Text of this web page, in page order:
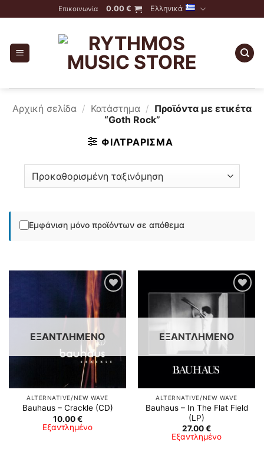
to
Επικοινωνία 0.00 € Ελληνικά
Αρχική σελίδα / Κατάστημα / Προϊόντα με ετικέτα
“Goth Rock”
ΦΙΛΤΡΆΡΙΣΜΑ
Εμφάνιση μόνο προϊόντων σε απόθεμα
ΕΞΑΝΤΛΗΜΈΝΟ
ALTERNATIVE/NEW WAVE
Bauhaus ‎– Crackle (CD)
10.00€
Εξαντλημένο
ΕΞΑΝΤΛΗΜΈΝΟ
ALTERNATIVE/NEW WAVE
Bauhaus ‎– In The Flat Field
(LP)
27.00€
Εξαντλημένο